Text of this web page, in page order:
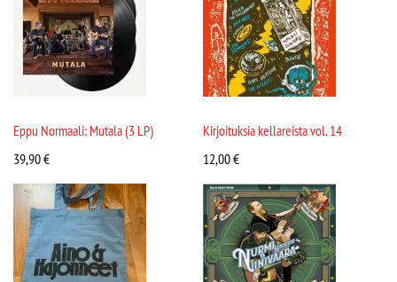
Eppu Normaali: Mutala (3 LP)
39,90€
Kirjoituksia kellareista vol. 14
12,00€